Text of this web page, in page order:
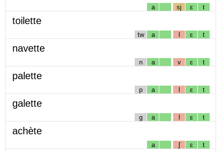
a sj ɛ t
toilette
tw a l ɛ t
navette
n a v ɛ t
palette
p a l ɛ t
galette
g a l ɛ t
achète
a ʃ ɛ t